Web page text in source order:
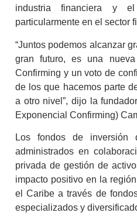
industria financiera y el
particularmente en el sector
“Juntos podemos alcanzar
gran futuro, es una
Confirming y un voto de
de los que hacemos parte
a otro nivel”, dijo la
Exponencial Confirming)
Los fondos de inversión
administrados en
privada de gestión de
impacto positivo en la
el Caribe a través de
especializados y